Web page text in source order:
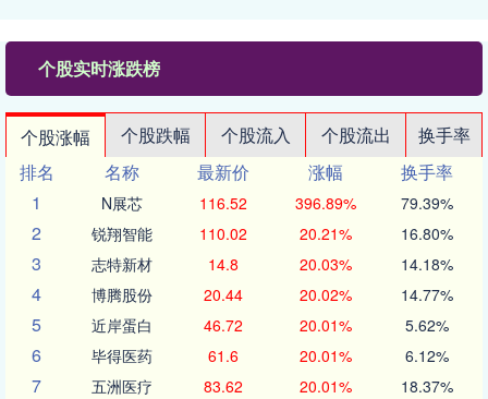
个股实时涨跌榜
个股涨幅 个股跌幅 个股流入 个股流出
换手率
排名
名称 最新价 涨幅
换手率
1
N展芯 116.52 396.89% 79.39%
2 锐翔智能 110.02 20.21% 16.80%
3 志特新材 14.8 20.03% 14.18%
4 博腾股份 20.44 20.02% 14.77%
5 近岸蛋白 46.72 20.01% 5.62%
6 毕得医药 61.6 20.01% 6.12%
7 五洲医疗 83.62 20.01% 18.37%